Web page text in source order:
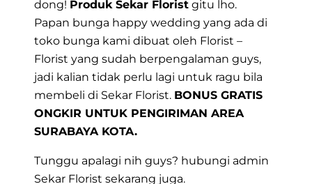
dong! Produk Sekar Florist gitu lho.
Papan bunga happy wedding yang ada di
toko bunga kami dibuat oleh Florist –
Florist yang sudah berpengalaman guys,
jadi kalian tidak perlu lagi untuk ragu bila
membeli di Sekar Florist. BONUS GRATIS
ONGKIR UNTUK PENGIRIMAN AREA
SURABAYA KOTA.
Tunggu apalagi nih guys? hubungi admin
Sekar Florist sekarang juga.